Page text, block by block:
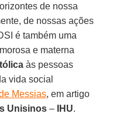
de nossa
de nossas ações
é também uma
e materna
às pessoas
vida social
Messias, em artigo
Unisinos – IHU.